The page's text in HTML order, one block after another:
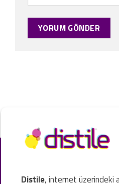
Distile, internet üzerindeki